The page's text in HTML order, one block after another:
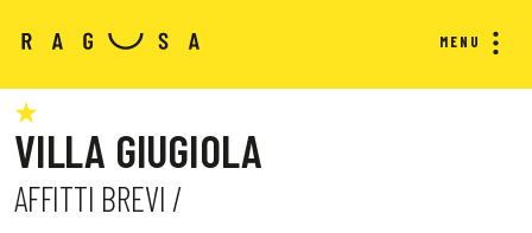
MENU
VILLA GIUGIOLA
AFFITTI BREVI /